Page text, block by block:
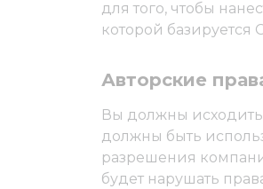
для того, чтобы
которой базируется
Авторские
Вы должны
должны быть
разрешения
будет нарушать